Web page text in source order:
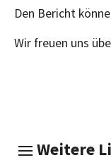
Den Bericht
Wir freuen uns
Weitere